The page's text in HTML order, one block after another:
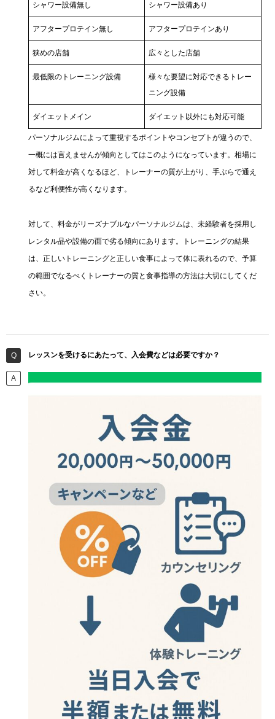
シャワー設備無し シャワー設備あり
アフタープロテイン無し アフタープロテインあり
狭めの店舗 広々とした店舗
最低限のトレーニング設備
様々な要望に対応できるトレー
ニング設備
ダイエットメイン ダイエット以外にも対応可能
パーソナルジムによって重視するポイントやコンセプトが違うので、
一概には言えませんが傾向としてはこのようになっています。相場に
対して料金が高くなるほど、トレーナーの質が上がり、手ぶらで通え
るなど利便性が高くなります。
対して、料金がリーズナブルなパーソナルジムは、未経験者を採用し
レンタル品や設備の面で劣る傾向にあります。トレーニングの結果
は、正しいトレーニングと正しい食事によって体に表れるので、予算
の範囲でなるべくトレーナーの質と食事指導の方法は大切にしてくだ
さい。
レッスンを受けるにあたって、入会費などは必要ですか？